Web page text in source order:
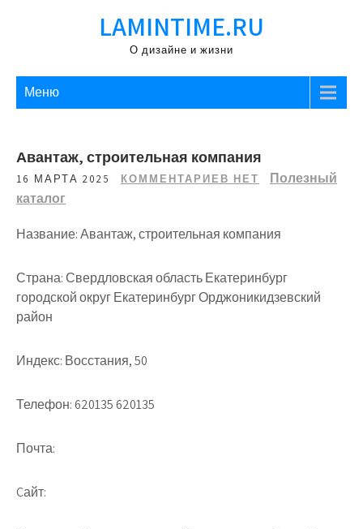
LAMINTIME.RU
О дизайне и жизни
Меню
Авантаж, строительная компания
16 МАРТА 2025 КОММЕНТАРИЕВ НЕТ
Полезный
каталог
Название: Авантаж, строительная компания
Страна: Свердловская область Екатеринбург
городской округ Екатеринбург Орджоникидзевский
район
Индекс: Восстания, 50
Телефон: 620135 620135
Почта:
Cайт: